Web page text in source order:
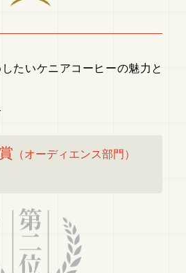
したいケニアコーヒーの魅力と
（オーディエンス部門）